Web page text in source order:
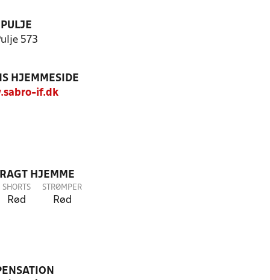
PULJE
573
HJEMMESIDE
if.dk
HJEMME
SHORTS
Rød
STRØMPER
Rød